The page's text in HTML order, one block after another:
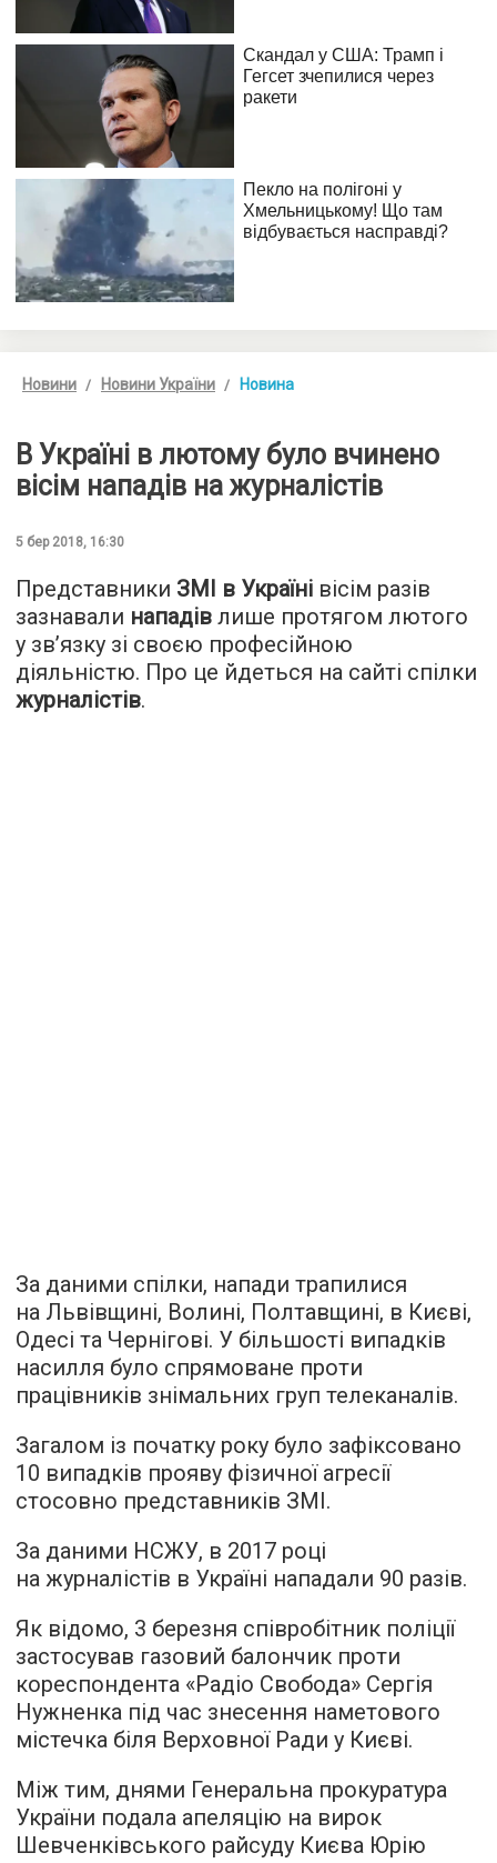
Новини Новини України Новина
В Україні в лютому було вчинено
вісім нападів на журналістів
5 бер 2018, 16:30
Представники ЗМІ в Україні вісім разів
зазнавали нападів лише протягом лютого
у зв’язку зі своєю професійною
діяльністю. Про це йдеться на сайті спілки
журналістів.
За даними спілки, напади трапилися
на Львівщині, Волині, Полтавщині, в Києві,
Одесі та Чернігові. У більшості випадків
насилля було спрямоване проти
працівників знімальних груп телеканалів.
Загалом із початку року було зафіксовано
10 випадків прояву фізичної агресії
стосовно представників ЗМІ.
За даними НСЖУ, в 2017 році
на журналістів в Україні нападали 90 разів.
Як відомо, 3 березня співробітник поліції
застосував газовий балончик проти
кореспондента «Радіо Свобода» Сергія
Нужненка під час знесення наметового
містечка біля Верховної Ради у Києві.
Між тим, днями Генеральна прокуратура
України подала апеляцію на вирок
Шевченківського райсуду Києва Юрію